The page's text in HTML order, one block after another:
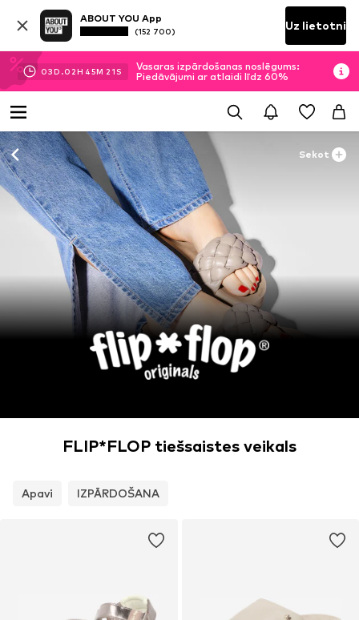
ABOUT YOU App
(152 700) Uz lietotni
03D.02H 45M 21 S
Vasaras izpārdošanas noslēgums:
Piedāvājumi ar atlaidi līdz 60%
Sekot
FLIP*FLOP tiešsaistes veikals
Apavi IZPĀRDOŠANA